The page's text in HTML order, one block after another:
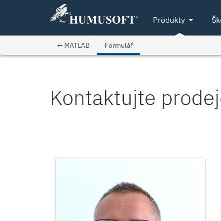
Produktyarrow_drop_down
← MATLAB Formulář
Kontaktujte